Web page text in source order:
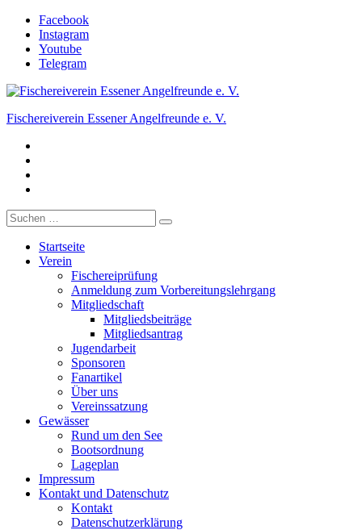
Zum
Inhalt
springen
Facebook
Instagram
Youtube
Telegram
Fischereiverein Essener Angelfreunde e. V.
Der Angelverein in Essen.
Suche
nach:
Startseite
Verein
Fischereiprüfung
Anmeldung zum Vorbereitungslehrgang
Mitgliedschaft
Mitgliedsbeiträge
Mitgliedsantrag
Jugendarbeit
Sponsoren
Fanartikel
Über uns
Vereinssatzung
Gewässer
Rund um den See
Bootsordnung
Lageplan
Impressum
Kontakt und Datenschutz
Kontakt
Datenschutzerklärung